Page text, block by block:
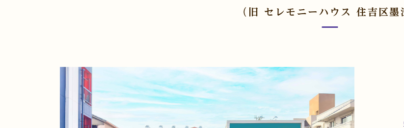
（旧 セレモニーハウス 住吉区墨